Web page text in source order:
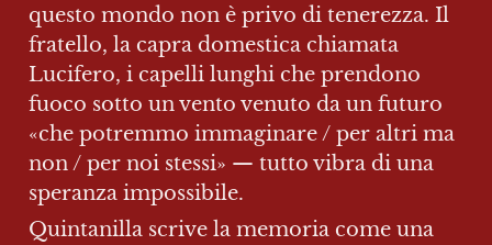
questo mondo non è privo di tenerezza. Il
fratello, la capra domestica chiamata
Lucifero, i capelli lunghi che prendono
fuoco sotto un vento venuto da un futuro
«che potremmo immaginare / per altri ma
non / per noi stessi» — tutto vibra di una
speranza impossibile.
Quintanilla scrive la memoria come una